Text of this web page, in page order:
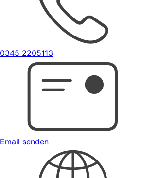
0345 2205113
Email senden